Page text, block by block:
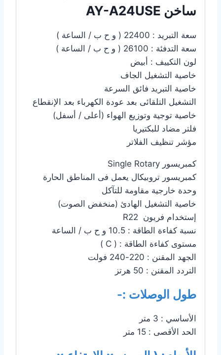
ساخن AY-A24USE
سعة التبريد : 22400 ( و ح ب / الساعة )
سعة التدفئة : 26100 ( و ح ب / الساعة )
لون التكييف : أبيض
خاصية التشغيل الجاف
خاصية التبريد فائق السرعة
التشغيل التلقائى بعد عودة الكهرباء بعد الإنقطاع
خاصية توجية وتوزيع الهواء (أعلى / أسفل)
فلتر مضاد للبكتيريا
مؤشر تنظيف الفلاتر
كمبريسور Single Rotary
كمبريسور تروبيكال يعمل فى المناطق الحارة
وحدة خارجية مقاومة للتآكل
خاصية التشغيل الهادئ (منخفض الصوت)
إستخدام فريون R22
نسبة كفاءة الطاقة : 10.5 و ح ب / الساعة
مستوى كفاءة الطاقة : ( C )
الجهد المقنن : 220-240 فولت
التردد المقنن : 50 هرتز
طول الوصلات :-
الأساسي : 3 متر
الحد الأقصى : 15 متر